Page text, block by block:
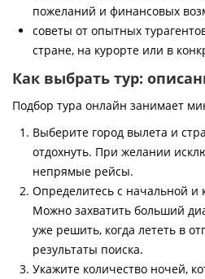
пожеланий и финансовых
советы от опытных
стране, на курорте или в
Как выбрать тур:
Подбор тура онлайн занимает
Выберите город вылета и
отдохнуть. При желании
непрямые рейсы.
Определитесь с начальной и
Можно захватить больший
уже решить, когда лететь в
результаты поиска.
Укажите количество ночей,